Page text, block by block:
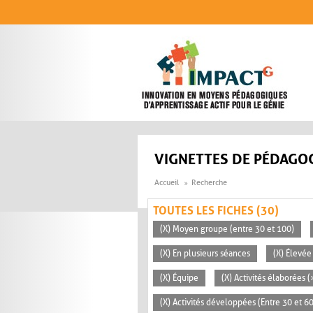
VIGNETTES DE
Accueil Recherche
TOUTES LES FICHES (30)
(X) Moyen groupe (entre 30 et 100)
(X) En plusieurs séances (X) Élevée
(X) Équipe (X) Activités élaborées
(X) Activités développées (Entre 30 et